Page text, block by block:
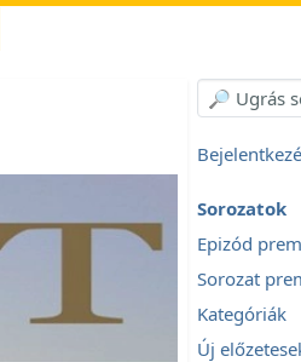
Sorozatok
Epizód
Sorozat
Kategóriák
Új